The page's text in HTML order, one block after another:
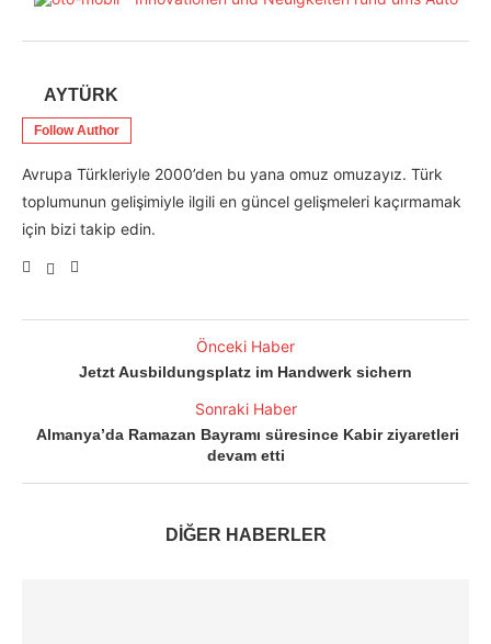
AYTÜRK
Follow Author
Avrupa Türkleriyle 2000’den bu yana omuz omuzayız. Türk
toplumunun gelişimiyle ilgili en güncel gelişmeleri kaçırmamak
için bizi takip edin.
Önceki Haber
Jetzt Ausbildungsplatz im Handwerk sichern
Sonraki Haber
Almanya’da Ramazan Bayramı süresince Kabir ziyaretleri
devam etti
DİĞER HABERLER